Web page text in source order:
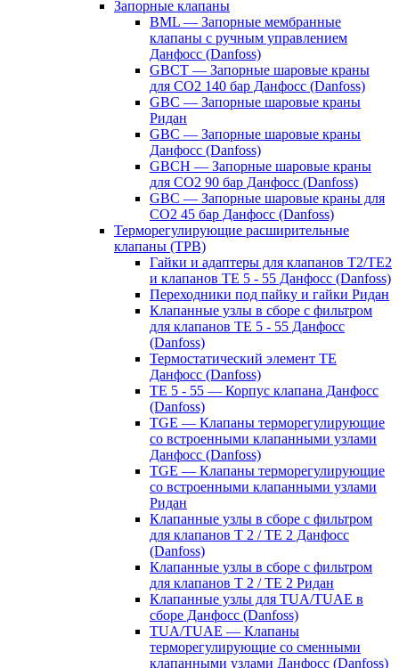
Запорные клапаны
BML — Запорные мембранные
клапаны с ручным управлением
Данфосс (Danfoss)
GBCT — Запорные шаровые краны
для CO2 140 бар Данфосс (Danfoss)
GBC — Запорные шаровые краны
Ридан
GBC — Запорные шаровые краны
Данфосс (Danfoss)
GBCH — Запорные шаровые краны
для CO2 90 бар Данфосс (Danfoss)
GBC — Запорные шаровые краны для
CO2 45 бар Данфосс (Danfoss)
Терморегулирующие расширительные
клапаны (ТРВ)
Гайки и адаптеры для клапанов T2/TE2
и клапанов TE 5 - 55 Данфосс (Danfoss)
Переходники под пайку и гайки Ридан
Клапанные узлы в сборе с фильтром
для клапанов TE 5 - 55 Данфосс
(Danfoss)
Термостатический элемент TE
Данфосс (Danfoss)
TE 5 - 55 — Корпус клапана Данфосс
(Danfoss)
TGE — Клапаны терморегулирующие
со встроенными клапанными узлами
Данфосс (Danfoss)
TGE — Клапаны терморегулирующие
со встроенными клапанными узлами
Ридан
Клапанные узлы в сборе с фильтром
для клапанов T 2 / TE 2 Данфосс
(Danfoss)
Клапанные узлы в сборе с фильтром
для клапанов T 2 / TE 2 Ридан
Клапанные узлы для TUA/TUAE в
сборе Данфосс (Danfoss)
TUA/TUAE — Клапаны
терморегулирующие со сменными
клапанными узлами Данфосс (Danfoss)